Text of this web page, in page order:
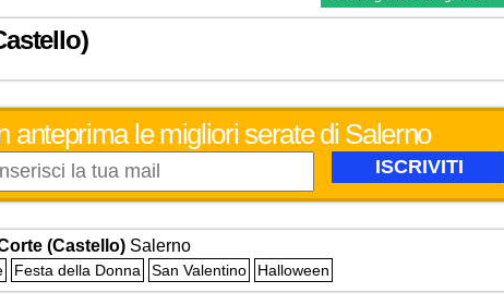
anteprima le migliori serate di Salerno
(Castello) Salerno
Festa della Donna San Valentino Halloween